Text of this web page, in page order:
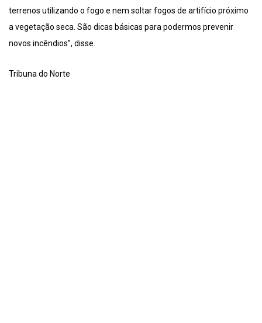
terrenos utilizando o fogo e nem soltar fogos de artifício próximo
a vegetação seca. São dicas básicas para podermos prevenir
novos incêndios”, disse.
Tribuna do Norte